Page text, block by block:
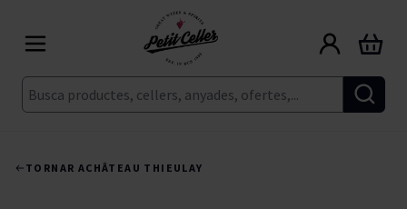
Cerca
Cart
TORNAR ACHÂTEAU THIEULAY